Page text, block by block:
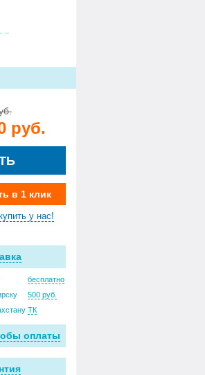
руб.
в 1 клик
у нас!
бесплатно
500 руб.
ТК
оплаты